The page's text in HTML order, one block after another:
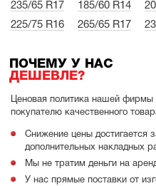
235/65 R17
185/60 R14
225/75 R16
265/65 R17
ПОЧЕМУ У НАС
ДЕШЕВЛЕ?
Ценовая политика нашей фирмы
покупателю качественного
Снижение цены достигается
дополнительных накладных
Мы не тратим деньги на
У нас прямые поставки от